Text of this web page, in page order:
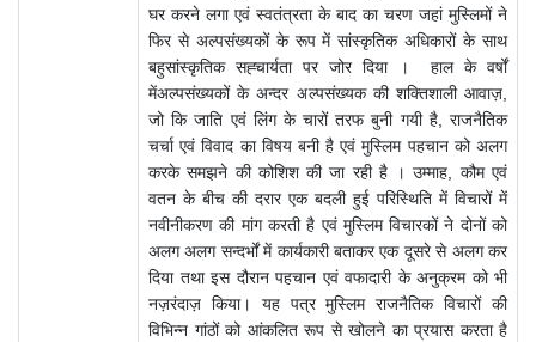
घर करने लगा एवं स्वतंत्रता के बाद का चरण जहां मुस्लिमों ने
फिर से अल्पसंख्यकों के रूप में सांस्कृतिक अधिकारों के साथ
बहुसांस्कृतिक सह्चार्यता पर जोर दिया । हाल के वर्षों
मेंअल्पसंख्यकों के अन्दर अल्पसंख्यक की शक्तिशाली आवाज़,
जो कि जाति एवं लिंग के चारों तरफ बुनी गयी है, राजनैतिक
चर्चा एवं विवाद का विषय बनी है एवं मुस्लिम पहचान को अलग
करके समझने की कोशिश की जा रही है । उम्माह, कौम एवं
वतन के बीच की दरार एक बदली हुई परिस्थिति में विचारों में
नवीनीकरण की मांग करती है एवं मुस्लिम विचारकों ने दोनों को
अलग अलग सन्दर्भों में कार्यकारी बताकर एक दूसरे से अलग कर
दिया तथा इस दौरान पहचान एवं वफादारी के अनुक्रम को भी
नज़रंदाज़ किया। यह पत्र मुस्लिम राजनैतिक विचारों की
विभिन्न गांठों को आंकलित रूप से खोलने का प्रयास करता है